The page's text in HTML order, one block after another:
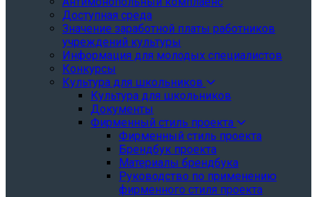
Доступная среда
Значение заработной платы работников
учреждений культуры
Информация для молодых специалистов
Конкурсы
Культура для школьников
Культура для школьников
Документы
Фирменный стиль проекта
Фирменный стиль проекта
Брендбук проекта
Материалы брендбука
Руководство по применению
фирменного стиля проекта